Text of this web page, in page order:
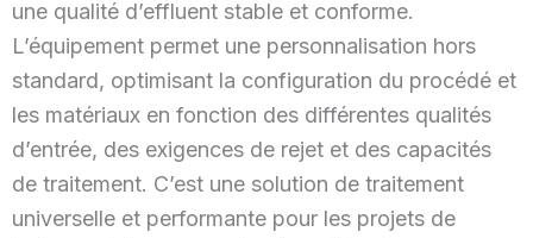
une qualité d’effluent stable et conforme.
L’équipement permet une personnalisation hors
standard, optimisant la configuration du procédé et
les matériaux en fonction des différentes qualités
d’entrée, des exigences de rejet et des capacités
de traitement. C’est une solution de traitement
universelle et performante pour les projets de